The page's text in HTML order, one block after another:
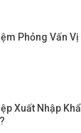
Phỏng Vấn
Xuất Nhập